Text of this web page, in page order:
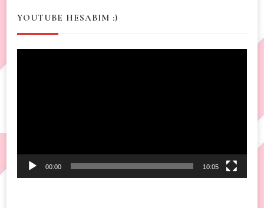
YOUTUBE HESABIM :)
00:00 10:05